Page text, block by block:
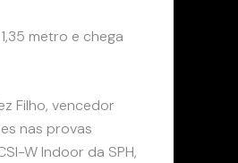
metro e chega
Filho, vencedor
nas provas
W Indoor da SPH,